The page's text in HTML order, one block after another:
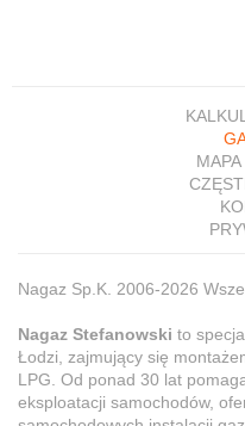
Nagaz Sp.K. 2006-2026
Nagaz Stefanowski to
Łodzi, zajmujący się
LPG. Od ponad 30 lat
eksploatacji samochodów,